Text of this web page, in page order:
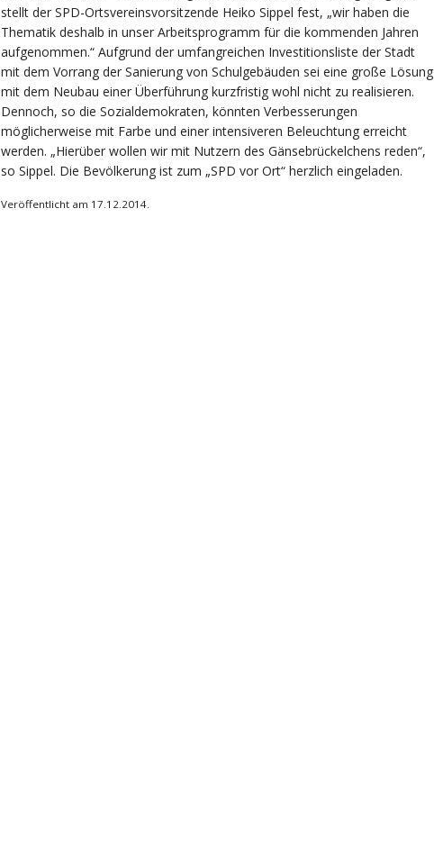
stellt der SPD-Ortsvereinsvorsitzende Heiko Sippel fest, „wir haben die
Thematik deshalb in unser Arbeitsprogramm für die kommenden Jahren
aufgenommen.“ Aufgrund der umfangreichen Investitionsliste der Stadt
mit dem Vorrang der Sanierung von Schulgebäuden sei eine große Lösung
mit dem Neubau einer Überführung kurzfristig wohl nicht zu realisieren.
Dennoch, so die Sozialdemokraten, könnten Verbesserungen
möglicherweise mit Farbe und einer intensiveren Beleuchtung erreicht
werden. „Hierüber wollen wir mit Nutzern des Gänsebrückelchens reden“,
so Sippel. Die Bevölkerung ist zum „SPD vor Ort“ herzlich eingeladen.
Veröffentlicht am 17.12.2014.